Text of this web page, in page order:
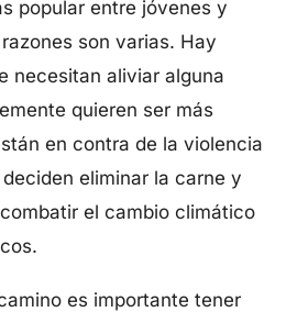
popular entre jóvenes y
son varias. Hay
necesitan aliviar alguna
quieren ser más
en contra de la violencia
eliminar la carne y
el cambio climático
es importante tener